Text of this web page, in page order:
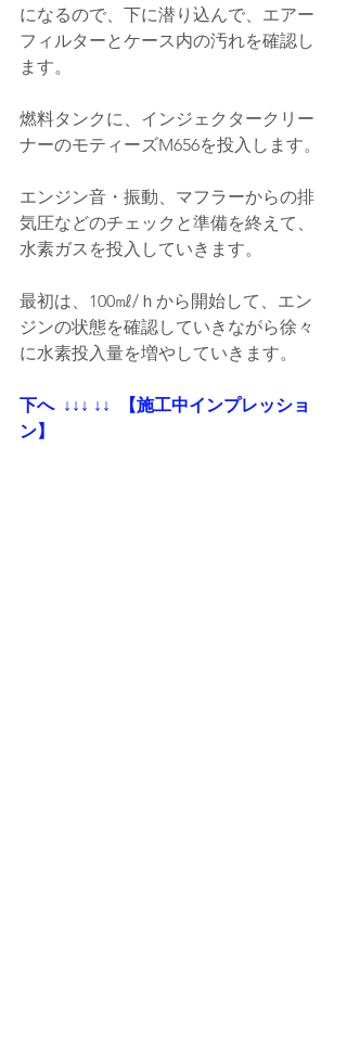
になるので、下に潜り込んで、エアー
フィルターとケース内の汚れを確認し
ます。
燃料タンクに、インジェクタークリー
ナーのモティーズM656を投入します。
エンジン音・振動、マフラーからの排
気圧などのチェックと準備を終えて、
水素ガスを投入していきます。
最初は、100㎖/ｈから開始して、エン
ジンの状態を確認していきながら徐々
に水素投入量を増やしていきます。
下へ  ↓↓↓ ↓↓  【施工中インプレッショ
ン】